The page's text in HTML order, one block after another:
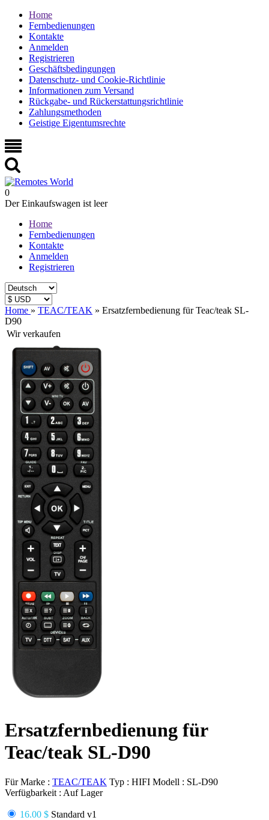
Home
Fernbedienungen
Kontakte
Anmelden
Registrieren
Geschäftsbedingungen
Datenschutz- und Cookie-Richtlinie
Informationen zum Versand
Rückgabe- und Rückerstattungsrichtlinie
Zahlungsmethoden
Geistige Eigentumsrechte
0
Der Einkaufswagen ist leer
Home
Fernbedienungen
Kontakte
Anmelden
Registrieren
Home » TEAC/TEAK » Ersatzfernbedienung für Teac/teak SL-
D90
Wir verkaufen
Ersatzfernbedienung für
Teac/teak SL-D90
Für Marke : TEAC/TEAK Typ : HIFI Modell : SL-D90
Verfügbarkeit : Auf Lager
16.00 $ Standard v1